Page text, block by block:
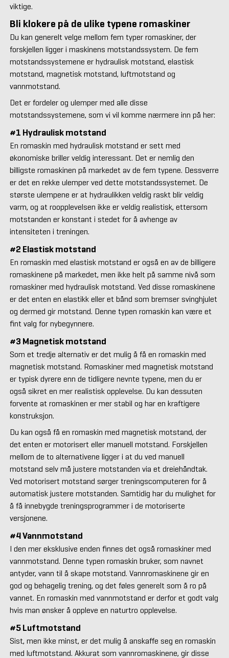
viktige.
Bli klokere på de ulike typene romaskiner
Du kan generelt velge mellom fem typer romaskiner, der
forskjellen ligger i maskinens motstandssystem. De fem
motstandssystemene er hydraulisk motstand, elastisk
motstand, magnetisk motstand, luftmotstand og
vannmotstand.
Det er fordeler og ulemper med alle disse
motstandssystemene, som vi vil komme nærmere inn på her:
#1 Hydraulisk motstand
En romaskin med hydraulisk motstand er sett med
økonomiske briller veldig interessant. Det er nemlig den
billigste romaskinen på markedet av de fem typene. Dessverre
er det en rekke ulemper ved dette motstandssystemet. De
største ulempene er at hydraulikken veldig raskt blir veldig
varm, og at roopplevelsen ikke er veldig realistisk, ettersom
motstanden er konstant i stedet for å avhenge av
intensiteten i treningen.
#2 Elastisk motstand
En romaskin med elastisk motstand er også en av de billigere
romaskinene på markedet, men ikke helt på samme nivå som
romaskiner med hydraulisk motstand. Ved disse romaskinene
er det enten en elastikk eller et bånd som bremser svinghjulet
og dermed gir motstand. Denne typen romaskin kan være et
fint valg for nybegynnere.
#3 Magnetisk motstand
Som et tredje alternativ er det mulig å få en romaskin med
magnetisk motstand. Romaskiner med magnetisk motstand
er typisk dyrere enn de tidligere nevnte typene, men du er
også sikret en mer realistisk opplevelse. Du kan dessuten
forvente at romaskinen er mer stabil og har en kraftigere
konstruksjon.
Du kan også få en romaskin med magnetisk motstand, der
det enten er motorisert eller manuell motstand. Forskjellen
mellom de to alternativene ligger i at du ved manuell
motstand selv må justere motstanden via et dreiehåndtak.
Ved motorisert motstand sørger treningscomputeren for å
automatisk justere motstanden. Samtidig har du mulighet for
å få innebygde treningsprogrammer i de motoriserte
versjonene.
#4 Vannmotstand
I den mer eksklusive enden finnes det også romaskiner med
vannmotstand. Denne typen romaskin bruker, som navnet
antyder, vann til å skape motstand. Vannromaskinene gir en
god og behagelig trening, og det føles generelt som å ro på
vannet. En romaskin med vannmotstand er derfor et godt valg
hvis man ønsker å oppleve en naturtro opplevelse.
#5 Luftmotstand
Sist, men ikke minst, er det mulig å anskaffe seg en romaskin
med luftmotstand. Akkurat som vannromaskinene, gir disse